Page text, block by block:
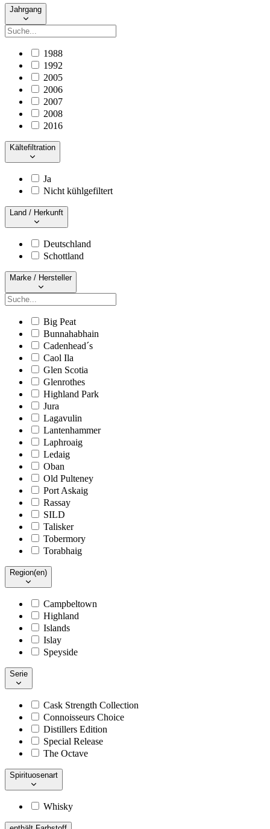
Jahrgang
1988
1992
2005
2006
2007
2008
2016
Kältefiltration
Ja
Nicht kühlgefiltert
Land / Herkunft
Deutschland
Schottland
Marke / Hersteller
Big Peat
Bunnahabhain
Cadenhead´s
Caol Ila
Glen Scotia
Glenrothes
Highland Park
Jura
Lagavulin
Lantenhammer
Laphroaig
Ledaig
Oban
Old Pulteney
Port Askaig
Rassay
SILD
Talisker
Tobermory
Torabhaig
Region(en)
Campbeltown
Highland
Islands
Islay
Speyside
Serie
Cask Strength Collection
Connoisseurs Choice
Distillers Edition
Special Release
The Octave
Spirituosenart
Whisky